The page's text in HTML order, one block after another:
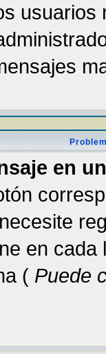
en
en
( Puede